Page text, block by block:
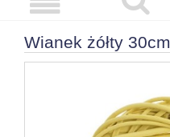
Wianek żółty 30cm